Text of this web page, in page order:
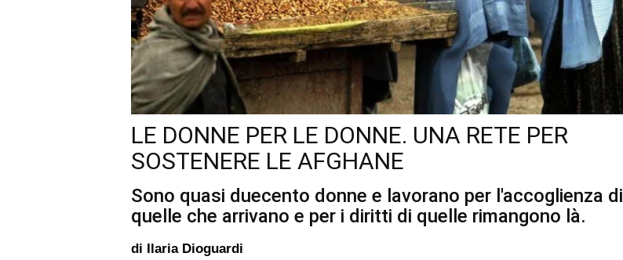
LE DONNE PER LE DONNE. UNA RETE PER
SOSTENERE LE AFGHANE
Sono quasi duecento donne e lavorano per l'accoglienza di
quelle che arrivano e per i diritti di quelle rimangono là.
di Ilaria Dioguardi